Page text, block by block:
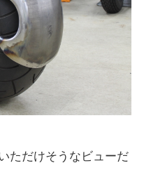
ただけそうなビューだ